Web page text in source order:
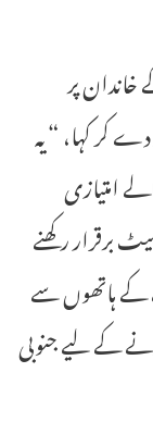
پر
دے کر کہا، “یہ
امتیازی
برقرار رکھنے
کے ہاتھوں سے
کے لیے جنوبی